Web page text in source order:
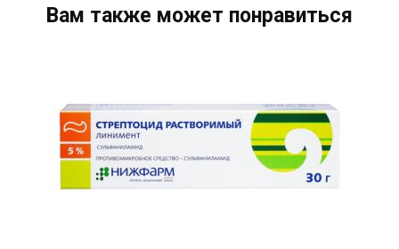
Вам также может понравиться